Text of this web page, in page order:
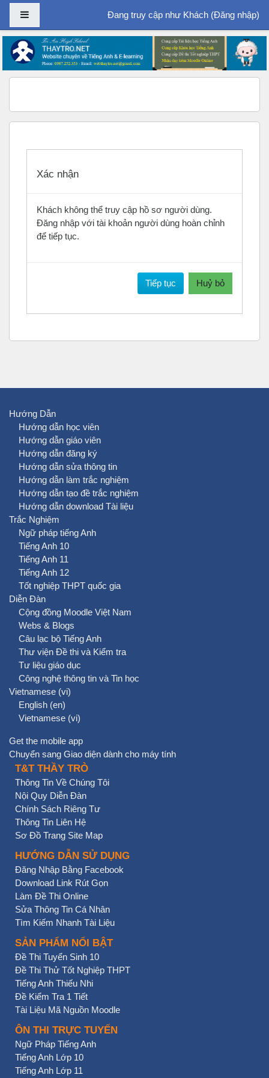
Chuyển tới nội dung chính
Bảng điều khiển cạnhĐang truy cập như Khách (Đăng nhập)
Xác nhận
Khách không thể truy cập hồ sơ người dùng.
Đăng nhập với tài khoản người dùng hoàn chỉnh
để tiếp tục.
Tiếp tục Huỷ bỏ
Hướng Dẫn
Hướng dẫn học viên
Hướng dẫn giáo viên
Hướng dẫn đăng ký
Hướng dẫn sửa thông tin
Hướng dẫn làm trắc nghiệm
Hướng dẫn tạo đề trắc nghiệm
Hướng dẫn download Tài liệu
Trắc Nghiệm
Ngữ pháp tiếng Anh
Tiếng Anh 10
Tiếng Anh 11
Tiếng Anh 12
Tốt nghiệp THPT quốc gia
Diễn Đàn
Cộng đồng Moodle Việt Nam
Webs & Blogs
Câu lạc bộ Tiếng Anh
Thư viện Đề thi và Kiểm tra
Tư liệu giáo dục
Công nghệ thông tin và Tin học
Vietnamese ‎(vi)‎
English ‎(en)‎
Vietnamese ‎(vi)‎
Get the mobile app
Chuyển sang Giao diện dành cho máy tính
T&T THẦY TRÒ
Thông Tin Về Chúng Tôi
Nội Quy Diễn Đàn
Chính Sách Riêng Tư
Thông Tin Liên Hệ
Sơ Đồ Trang Site Map
HƯỚNG DẪN SỬ DỤNG
Đăng Nhập Bằng Facebook
Download Link Rút Gọn
Làm Đề Thi Online
Sửa Thông Tin Cá Nhân
Tìm Kiếm Nhanh Tài Liệu
SẢN PHẨM NỔI BẬT
Đề Thi Tuyển Sinh 10
Đề Thi Thử Tốt Nghiệp THPT
Tiếng Anh Thiếu Nhi
Đề Kiểm Tra 1 Tiết
Tài Liệu Mã Nguồn Moodle
ÔN THI TRỰC TUYẾN
Ngữ Pháp Tiếng Anh
Tiếng Anh Lớp 10
Tiếng Anh Lớp 11